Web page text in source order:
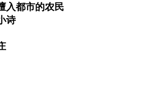
都市的农民
诗